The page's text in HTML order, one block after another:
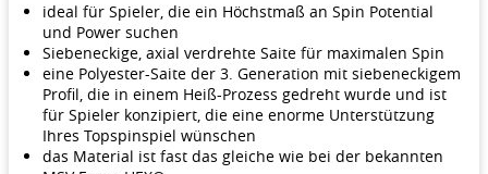
ideal für Spieler, die ein Höchstmaß an Spin Potential
und Power suchen
Siebeneckige, axial verdrehte Saite für maximalen Spin
eine Polyester-Saite der 3. Generation mit siebeneckigem
Profil, die in einem Heiß-Prozess gedreht wurde und ist
für Spieler konzipiert, die eine enorme Unterstützung
Ihres Topspinspiel wünschen
das Material ist fast das gleiche wie bei der bekannten